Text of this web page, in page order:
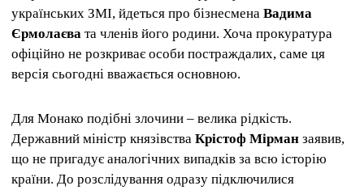
українських ЗМІ, йдеться про бізнесмена Вадима
Єрмолаєва та членів його родини. Хоча прокуратура
офіційно не розкриває особи постраждалих, саме ця
версія сьогодні вважається основною.
Для Монако подібні злочини – велика рідкість.
Державний міністр князівства Крістоф Мірман заявив,
що не пригадує аналогічних випадків за всю історію
країни. До розслідування одразу підключилися